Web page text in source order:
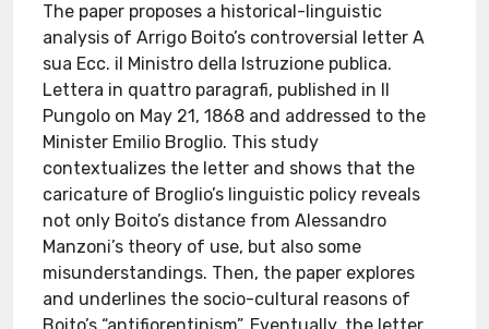
The paper proposes a historical-linguistic
analysis of Arrigo Boito’s controversial letter A
sua Ecc. il Ministro della Istruzione publica.
Lettera in quattro paragrafi, published in Il
Pungolo on May 21, 1868 and addressed to the
Minister Emilio Broglio. This study
contextualizes the letter and shows that the
caricature of Broglio’s linguistic policy reveals
not only Boito’s distance from Alessandro
Manzoni’s theory of use, but also some
misunderstandings. Then, the paper explores
and underlines the socio-cultural reasons of